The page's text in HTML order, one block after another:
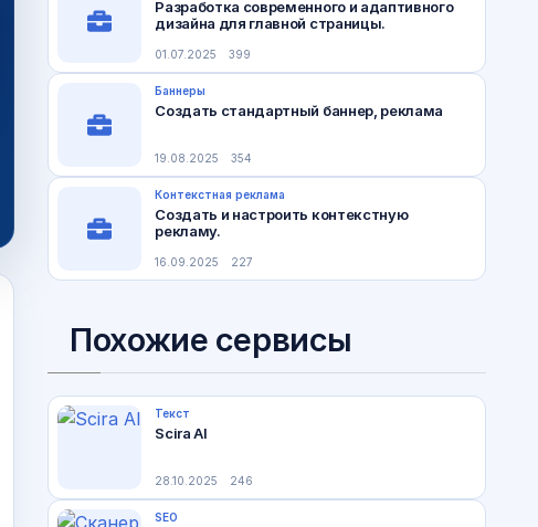
Разработка современного и адаптивного
дизайна для главной страницы.
01.07.2025 399
Баннеры
Создать стандартный баннер, реклама
19.08.2025 354
Контекстная реклама
Создать и настроить контекстную
рекламу.
16.09.2025 227
Похожие сервисы
Текст
Scira AI
28.10.2025 246
SEO